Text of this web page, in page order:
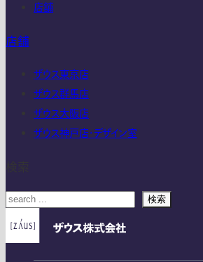
店舗
店舗
ザウス東京店
ザウス群馬店
ザウス大阪店
ザウス神戸店・デザイン室
検索